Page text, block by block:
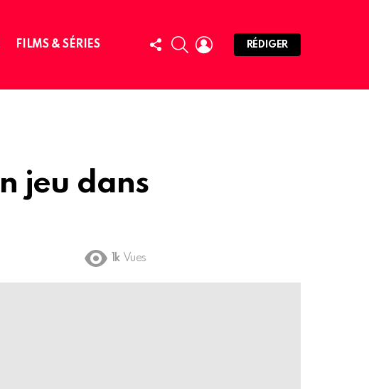
FILMS & SÉRIES
FOLLOW
US
SEARCHLOGIN
RÉDIGER
jeu dans
1k Vues